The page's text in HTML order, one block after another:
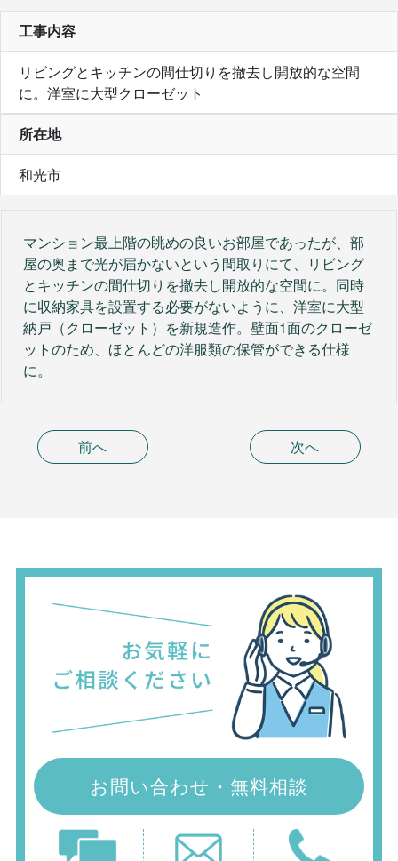
工事内容
リビングとキッチンの間仕切りを撤去し開放的な空間
に。洋室に大型クローゼット
所在地
和光市
マンション最上階の眺めの良いお部屋であったが、部
屋の奥まで光が届かないという間取りにて、リビング
とキッチンの間仕切りを撤去し開放的な空間に。同時
に収納家具を設置する必要がないように、洋室に大型
納戸（クローゼット）を新規造作。壁面1面のクローゼ
ットのため、ほとんどの洋服類の保管ができる仕様
に。
前へ 次へ
お問い合わせ・無料相談